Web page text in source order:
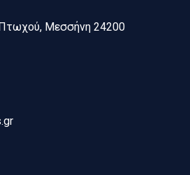
Μεσσήνη 24200